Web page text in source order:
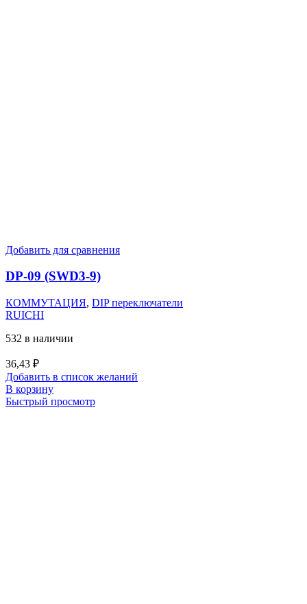
Добавить для сравнения
DP-09 (SWD3-9)
КОММУТАЦИЯ, DIP переключатели
RUICHI
532 в наличии
36,43 ₽
Добавить в список желаний
В корзину
Быстрый просмотр